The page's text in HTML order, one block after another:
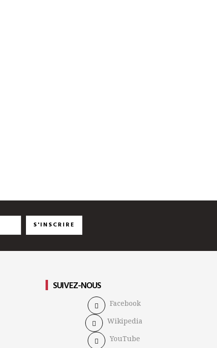
S'INSCRIRE
SUIVEZ-NOUS
Facebook
Wikipedia
YouTube